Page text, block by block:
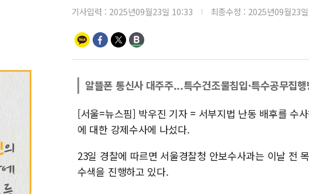
기사입력 : 2025년09월23일 10:33 최종수정 : 2025년09월23
알뜰폰 통신사 대주주...특수건조물침입·특수공무집
[서울=뉴스핌] 박우진 기자 = 서부지법 난동 배후를 수
에 대한 강제수사에 나섰다.
23일 경찰에 따르면 서울경찰청 안보수사과는 이날 전
수색을 진행하고 있다.